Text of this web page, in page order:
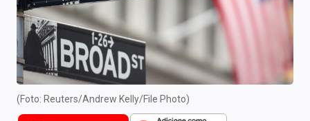
Comprar ou vender?
Carteiras Recomendadas
Central de Dividendos
Central de Fundos Imobiliários
(Foto: Reuters/Andrew Kelly/File Photo)